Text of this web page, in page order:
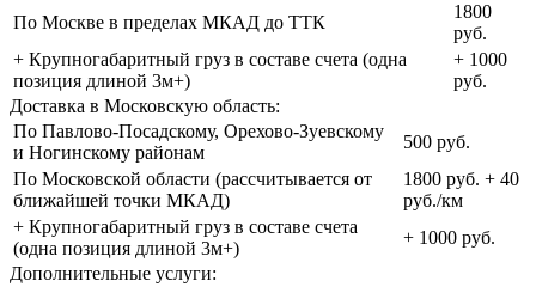
По Москве в пределах МКАД до ТТК
1800
руб.
+ Крупногабаритный груз в составе счета (одна
позиция длиной 3м+)
+ 1000
руб.
Доставка в Московскую область:
По Павлово-Посадскому, Орехово-Зуевскому
и Ногинскому районам
500 руб.
По Московской области (рассчитывается от
ближайшей точки МКАД)
1800 руб. + 40
руб./км
+ Крупногабаритный груз в составе счета
(одна позиция длиной 3м+)
+ 1000 руб.
Дополнительные услуги: